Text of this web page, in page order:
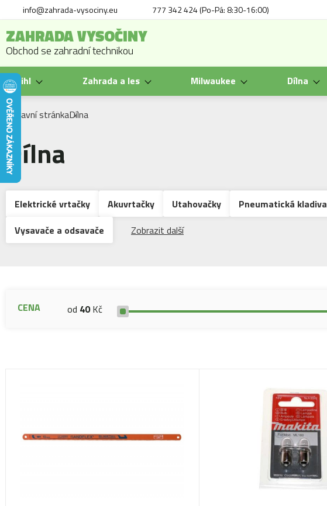
info@zahrada-vysociny.eu 777 342 424 (Po-Pá: 8:30-16:00)
ZAHRADA VYSOČINY
Obchod se zahradní technikou
Stihl Zahrada a les Milwaukee Dílna
Hlavní stránkaDílna
Dílna
Elektrické vrtačky Akuvrtačky Utahovačky Pneumatická kladiva
Vysavače a odsavače
Zobrazit další
CENA od 40Kč